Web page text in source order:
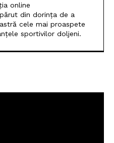
online
din dorința de a
cele mai proaspete
sportivilor doljeni.